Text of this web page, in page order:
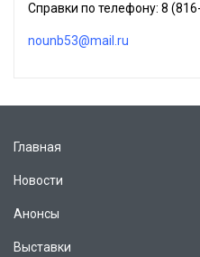
Справки по телефону: 8
nounb53@mail.ru
Главная
Новости
Анонсы
Выставки